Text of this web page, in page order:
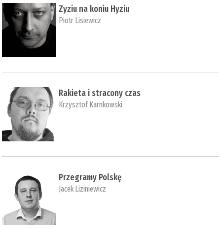
Zyziu na koniu Hyziu
Piotr Lisiewicz
Rakieta i stracony czas
Krzysztof Karnkowski
Przegramy Polskę
Jacek Liziniewicz